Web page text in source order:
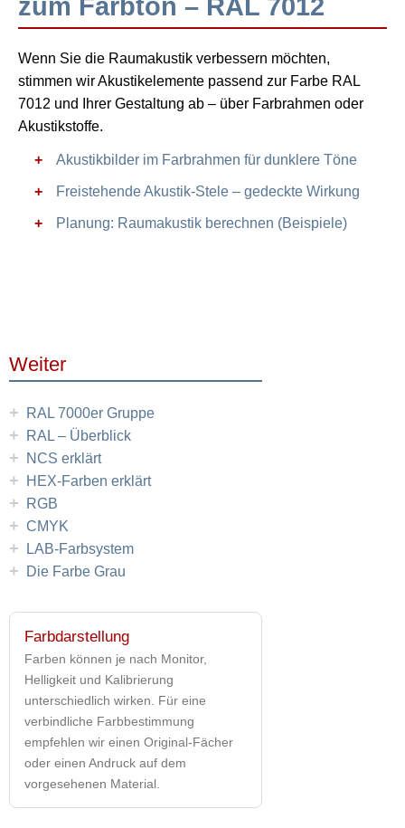
zum Farbton – RAL 7012
Wenn Sie die Raumakustik verbessern möchten,
stimmen wir Akustikelemente passend zur Farbe RAL
7012 und Ihrer Gestaltung ab – über Farbrahmen oder
Akustikstoffe.
Akustikbilder im Farbrahmen für dunklere Töne
Freistehende Akustik-Stele – gedeckte Wirkung
Planung: Raumakustik berechnen (Beispiele)
Weiter
+ RAL 7000er Gruppe
+ RAL – Überblick
+ NCS erklärt
+ HEX-Farben erklärt
+ RGB
+ CMYK
+ LAB-Farbsystem
+ Die Farbe Grau
Farbdarstellung
Farben können je nach Monitor,
Helligkeit und Kalibrierung
unterschiedlich wirken. Für eine
verbindliche Farbbestimmung
empfehlen wir einen Original-Fächer
oder einen Andruck auf dem
vorgesehenen Material.